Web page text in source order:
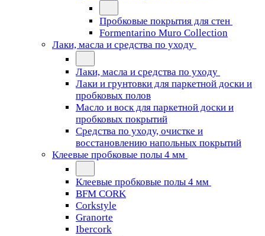
Пробковые покрытия для стен
Formentarino Muro Collection
Лаки, масла и средства по уходу
Лаки, масла и средства по уходу
Лаки и грунтовки для паркетной доски и
пробковых полов
Масло и воск для паркетной доски и
пробковых покрытий
Средства по уходу, очистке и
восстановлению напольных покрытий
Клеевые пробковые полы 4 мм
Клеевые пробковые полы 4 мм
BFM CORK
Corkstyle
Granorte
Ibercork